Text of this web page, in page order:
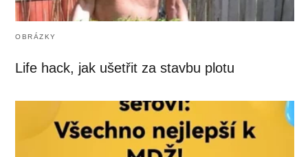
OBRÁZKY
Life hack, jak ušetřit za stavbu plotu